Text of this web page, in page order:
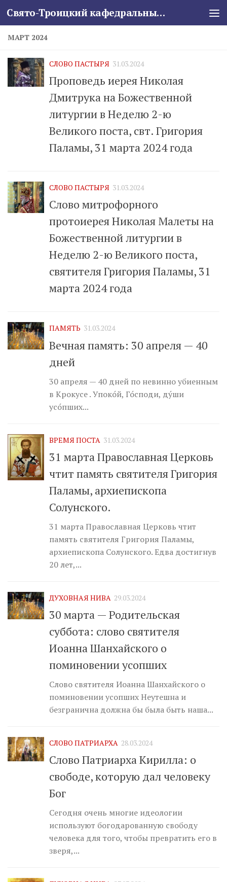
Skip to content Свято-Троицкий кафедральный собор
МАРТ 2024
СЛОВО ПАСТЫРЯ 31.03.2024
Проповедь иерея Николая
Дмитрука на Божественной
литургии в Неделю 2-ю
Великого поста, свт. Григория
Паламы, 31 марта 2024 года
СЛОВО ПАСТЫРЯ 31.03.2024
Слово митрофорного
протоиерея Николая Малеты на
Божественной литургии в
Неделю 2-ю Великого поста,
святителя Григория Паламы, 31
марта 2024 года
ПАМЯТЬ 31.03.2024
Вечная память: 30 апреля — 40
дней
30 апреля — 40 дней по невинно убиенным
в Крокусе . Упоко́й, Го́споди, ду́ши
усо́пших...
ВРЕМЯ ПОСТА 31.03.2024
31 марта Православная Церковь
чтит память святителя Григория
Паламы, архиепископа
Солунского.
31 марта Православная Церковь чтит
память святителя Григория Паламы,
архиепископа Солунского. Едва достигнув
20 лет,...
ДУХОВНАЯ НИВА 29.03.2024
30 марта — Родительская
суббота: слово святителя
Иоанна Шанхайского о
поминовении усопших
Слово святителя Иоанна Шанхайского о
поминовении усопших Неутешна и
безгранична должна бы была быть наша...
СЛОВО ПАТРИАРХА 28.03.2024
Слово Патриарха Кирилла: о
свободе, которую дал человеку
Бог
Сегодня очень многие идеологии
используют богодарованную свободу
человека для того, чтобы превратить его в
зверя,...